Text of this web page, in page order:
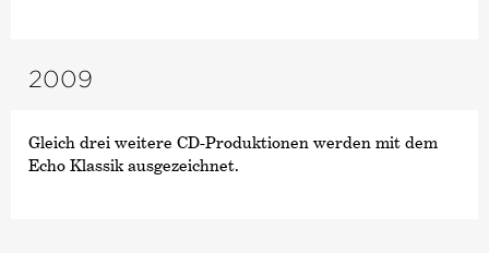
2009
Gleich drei weitere CD-Produktionen werden mit dem
Echo Klassik ausgezeichnet.